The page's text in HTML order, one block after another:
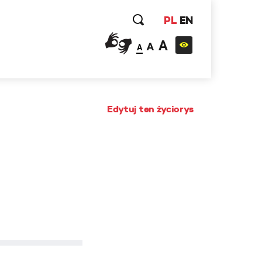
PL EN
A A A
Edytuj ten życiorys